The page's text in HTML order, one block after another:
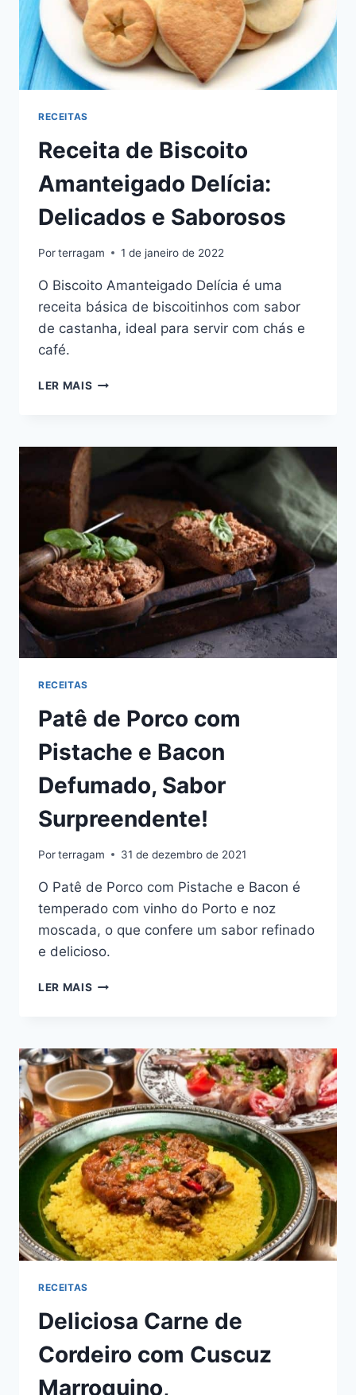
RECEITAS
Receita de Biscoito
Amanteigado Delícia:
Delicados e Saborosos
Porterragam 1 de janeiro de 2022
O Biscoito Amanteigado Delícia é uma
receita básica de biscoitinhos com sabor
de castanha, ideal para servir com chás e
café.
LER MAIS RECEITA
DELÍCIA:
DELICADOS
SABOROSOS
RECEITAS
Patê de Porco com
Pistache e Bacon
Defumado, Sabor
Surpreendente!
Porterragam 31 de dezembro de 2021
O Patê de Porco com Pistache e Bacon é
temperado com vinho do Porto e noz
moscada, o que confere um sabor refinado
e delicioso.
LER MAIS PATÊ
PISTACHE
E
BACON
DEFUMADO,
SABOR
SURPREENDENTE!
RECEITAS
Deliciosa Carne de
Cordeiro com Cuscuz
Marroquino,